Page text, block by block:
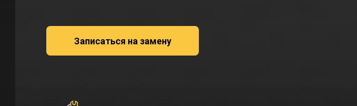
Записаться на замену